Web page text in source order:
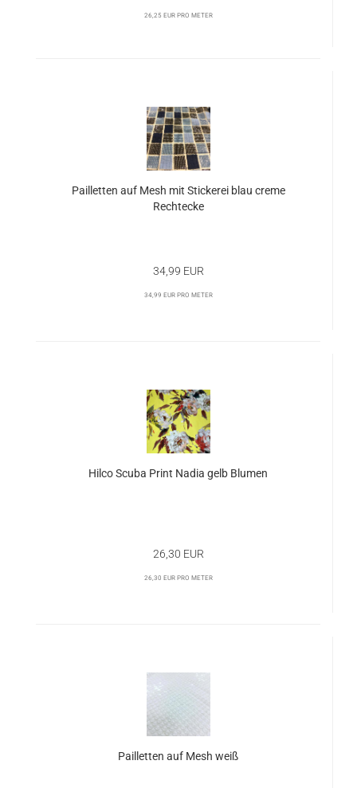
26,25 EUR pro Meter
Pailletten auf Mesh mit Stickerei blau creme
Rechtecke
34,99 EUR
34,99 EUR pro Meter
Hilco Scuba Print Nadia gelb Blumen
26,30 EUR
26,30 EUR pro Meter
Pailletten auf Mesh weiß